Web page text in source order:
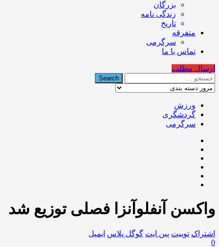
بزرگان
زندگی نامه
تاریخ
متفرقه
سرگرمی
تماس با ما
ارسال مطلب
ورزش
گردشگری
سرگرمی
واکسن آنفلوآنزا فصلی توزیع شد
اشتراک توییت پین ایت گوگل‌ پلاس ایمیل
0